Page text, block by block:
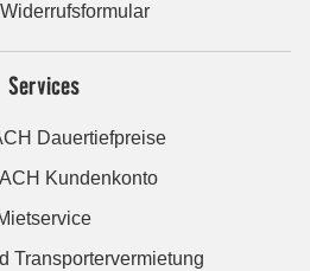
Services
Dauertiefpreise
Kundenkonto
Transportervermietung